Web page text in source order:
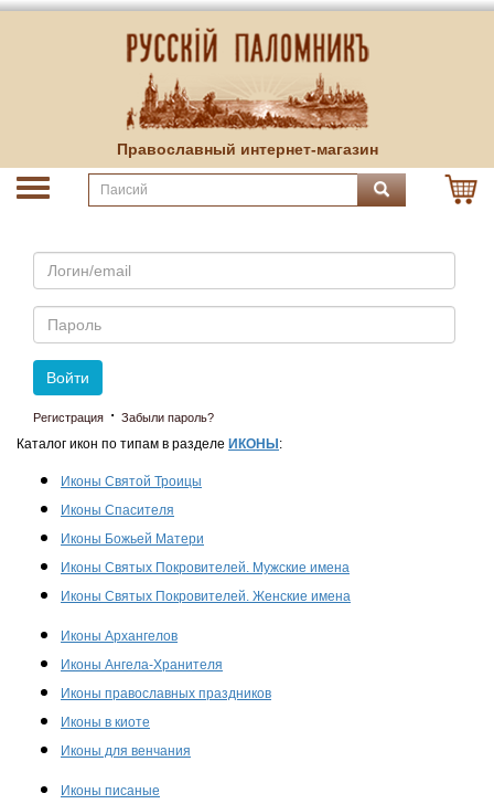
Православный интернет-магазин
Email
Пароль
Войти
Регистрация · Забыли пароль?
Каталог икон по типам в разделе ИКОНЫ :
Иконы Святой Троицы
Иконы Спасителя
Иконы Божьей Матери
Иконы Святых Покровителей. Мужские имена
Иконы Святых Покровителей. Женские имена
Иконы Архангелов
Иконы Ангела-Хранителя
Иконы православных праздников
Иконы в киоте
Иконы для венчания
Иконы писаные